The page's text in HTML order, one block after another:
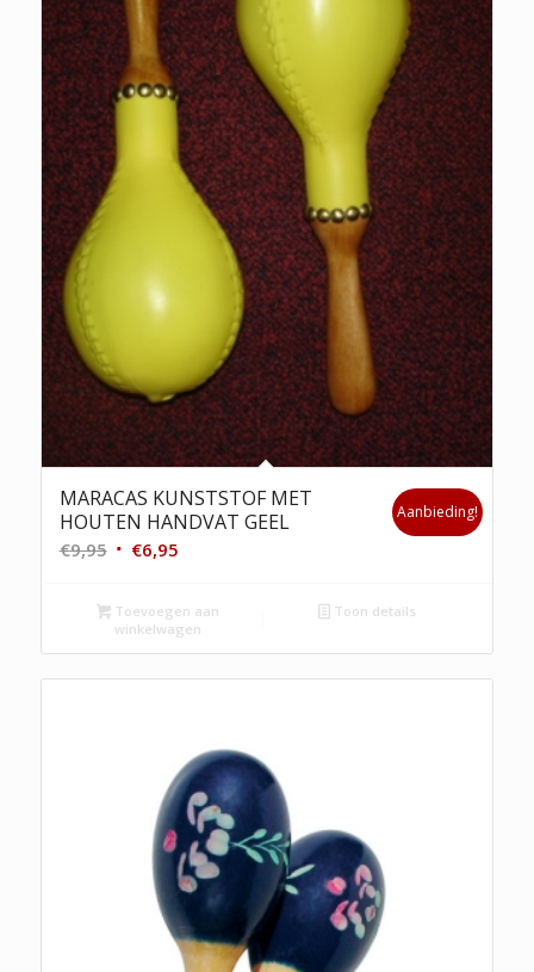
MARACAS KUNSTSTOF MET
HOUTEN HANDVAT GEEL
€9,95 Oorspronkelijke
was:
€9,95.
€6,95Huidige
is:
€6,95.
Aanbieding!
Toevoegen aan
winkelwagen
Toon details